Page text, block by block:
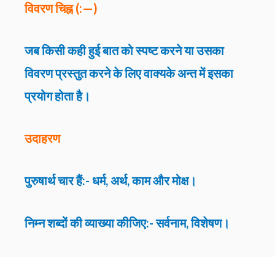
विवरण चिह्न (:—)
जब किसी कही हुई बात को स्पष्ट करने या उसका
विवरण प्रस्तुत करने के लिए वाक्यके अन्त में इसका
प्रयोग होता है।
उदाहरण
पुरुषार्थ चार हैं:- धर्म, अर्थ, काम और मोक्ष।
निम्न शब्दों की व्याख्या कीजिए:- सर्वनाम, विशेषण।